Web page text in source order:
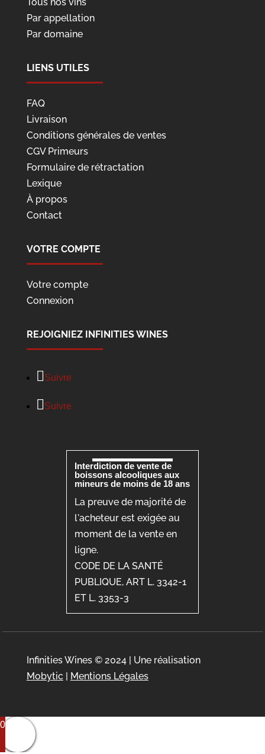
Tous nos vins
Par appellation
Par domaine
LIENS UTILES
FAQ
Livraison
Conditions générales de ventes
CGV Primeurs
Formulaire de rétractation
Lexique
À propos
Contact
VOTRE COMPTE
Votre compte
Connexion
REJOIGNIEZ INFINITIES WINES
Suivre
Suivre
Interdiction de vente de
boissons alcooliques aux
mineurs de moins de 18 ans
La preuve de majorité de
l'acheteur est exigée au
moment de la vente en
ligne.
CODE DE LA SANTÉ
PUBLIQUE, ART L. 3342-1
ET L. 3353-3
Infinities Wines © 2024 | Une réalisation
Mobytic
Mentions Légales
0